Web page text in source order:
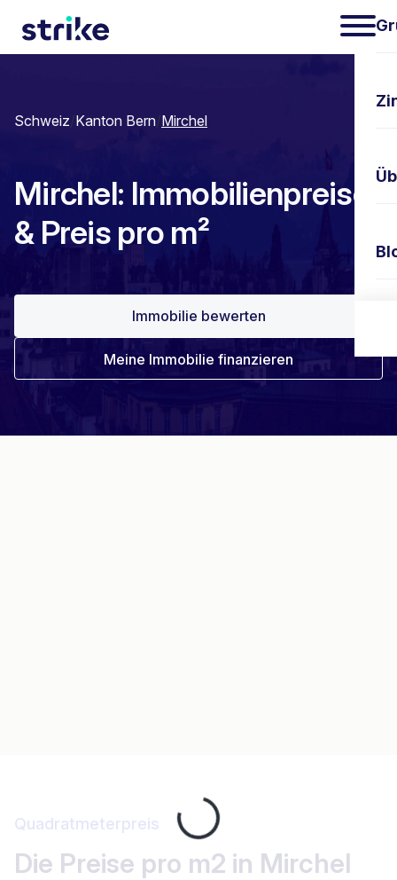
Schweiz/Kanton Bern/Mirchel
Mirchel: Immobilienpreise
& Preis pro m²
Immobilie bewerten
Meine Immobilie finanzieren
Loading...
Quadratmeterpreis
Die Preise pro m2 in Mirchel